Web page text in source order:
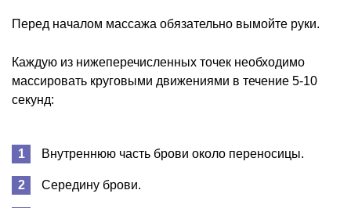
Перед началом массажа обязательно вымойте руки.
Каждую из нижеперечисленных точек необходимо
массировать круговыми движениями в течение 5-10
секунд:
Внутреннюю часть брови около переносицы.
Середину брови.